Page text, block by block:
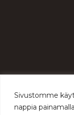
Sivustomme
nappia